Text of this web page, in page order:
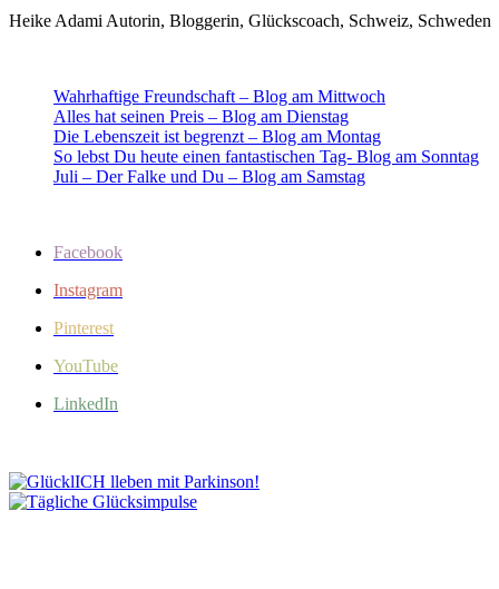
Heike Adami Autorin, Bloggerin, Glückscoach, Schweiz, Schweden
Wahrhaftige Freundschaft – Blog am Mittwoch
Alles hat seinen Preis – Blog am Dienstag
Die Lebenszeit ist begrenzt – Blog am Montag
So lebst Du heute einen fantastischen Tag- Blog am Sonntag
Juli – Der Falke und Du – Blog am Samstag
Facebook
Instagram
Pinterest
YouTube
LinkedIn